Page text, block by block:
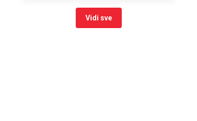
Vidi sve